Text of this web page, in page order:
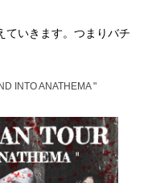
ていきます。つまりバチ
INTO ANATHEMA "